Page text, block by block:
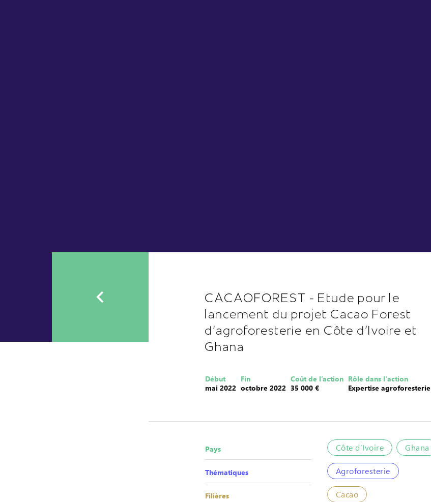
CACAOFOREST - Etude pour le
lancement du projet Cacao Forest
d'agroforesterie en Côte d'Ivoire et
Ghana
Début
mai 2022
Fin
octobre 2022
Coût de l’action
35 000 €
Rôle dans l'action
Expertise agroforesterie
Pays Côte d’Ivoire Ghana
Thématiques Agroforesterie
Filières Cacao